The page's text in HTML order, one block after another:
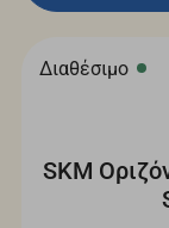
Διαθέσιμο
SKM